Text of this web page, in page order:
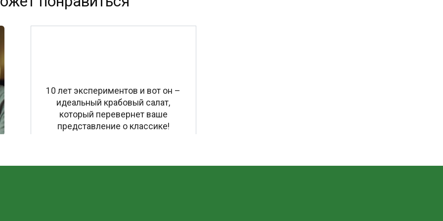
10 лет экспериментов и вот он –
идеальный крабовый салат,
который перевернет ваше
представление о классике!